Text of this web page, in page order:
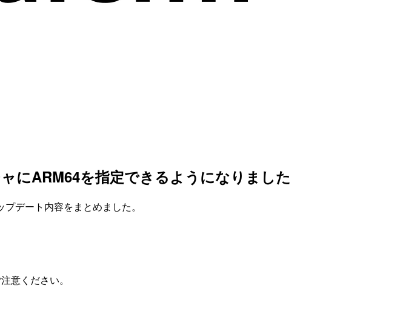
にARM64を指定できるようになりました
デート内容をまとめました。
意ください。